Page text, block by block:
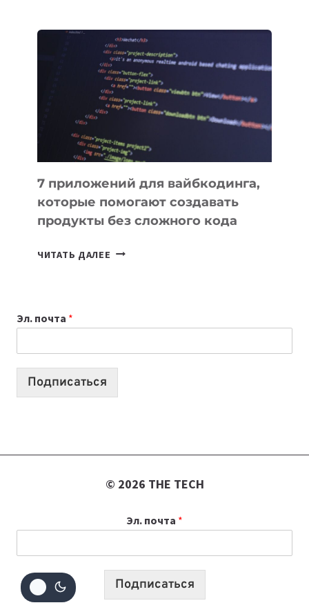
ПОЛЕЗНЫХ
ИНСТРУМЕНТОВ
ДЛЯ
РАБОТЫ
7 приложений для вайбкодинга,
которые помогают создавать
продукты без сложного кода
ЧИТАТЬ ДАЛЕЕ 7
СОЗДАВАТЬ
ПРОДУКТЫ
Эл. почта *
Подписаться
© 2026 THE TECH
Эл. почта *
Подписаться